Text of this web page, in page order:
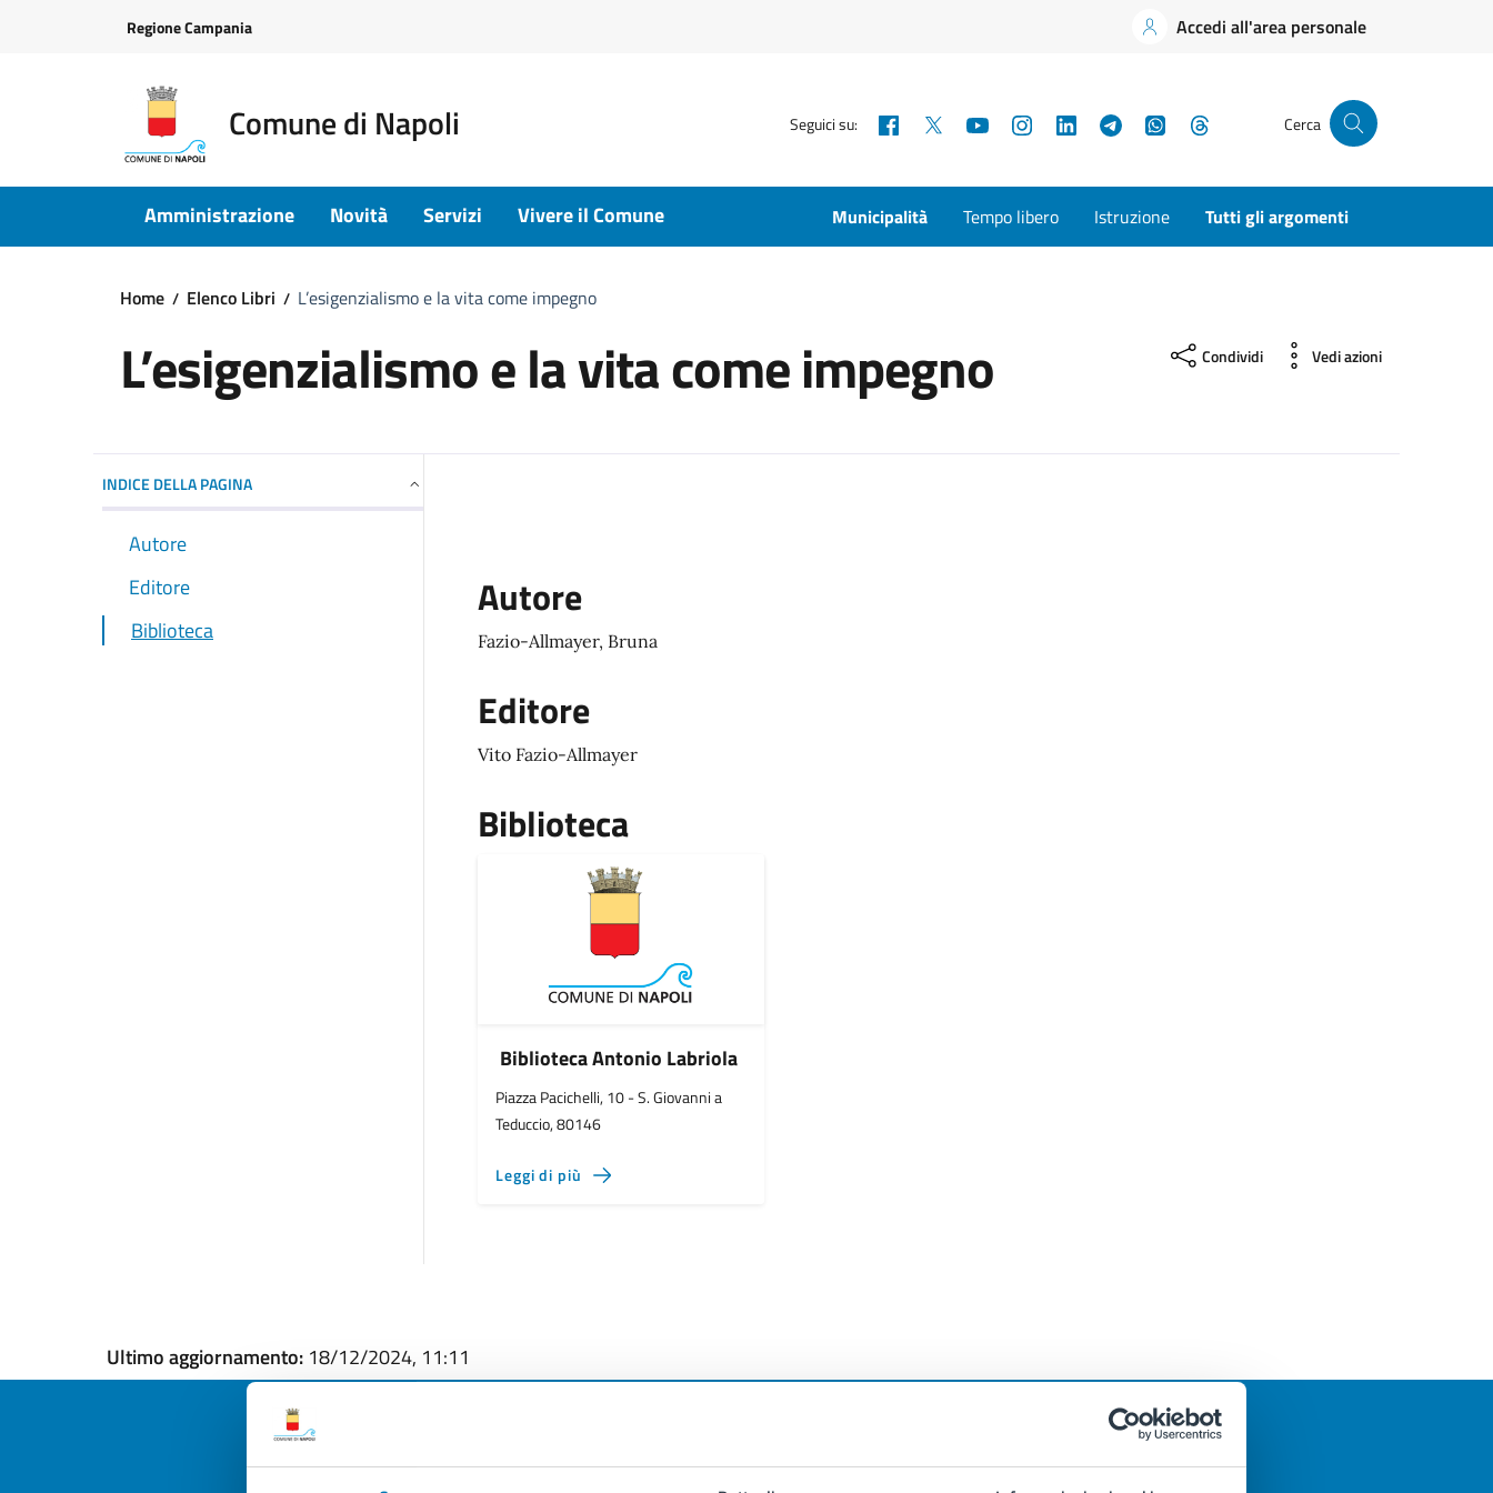
Regione Campania Accedi all'area personale
Comune di Napoli Seguici su: Facebook YouTubeInstagramLinkedInTelegramWhatsApp Cerca
Amministrazione Novità Servizi Vivere il Comune Municipalità Tempo libero Istruzione Tutti gli argomenti
Home Elenco Libri L’esigenzialismo e la vita come impegno
L’esigenzialismo e la vita come impegno Condividi Vedi azioni
INDICE DELLA PAGINA
Autore
Editore
Biblioteca
Autore
Fazio-Allmayer, Bruna
Editore
Vito Fazio-Allmayer
Biblioteca
Biblioteca Antonio Labriola
Piazza Pacichelli, 10 - S. Giovanni a
Teduccio, 80146
Leggi di più
Ultimo aggiornamento: 18/12/2024, 11:11